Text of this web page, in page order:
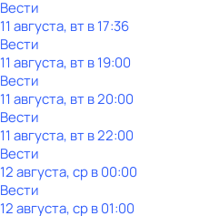
Вести
11 августа, вт в 17:36
Вести
11 августа, вт в 19:00
Вести
11 августа, вт в 20:00
Вести
11 августа, вт в 22:00
Вести
12 августа, ср в 00:00
Вести
12 августа, ср в 01:00